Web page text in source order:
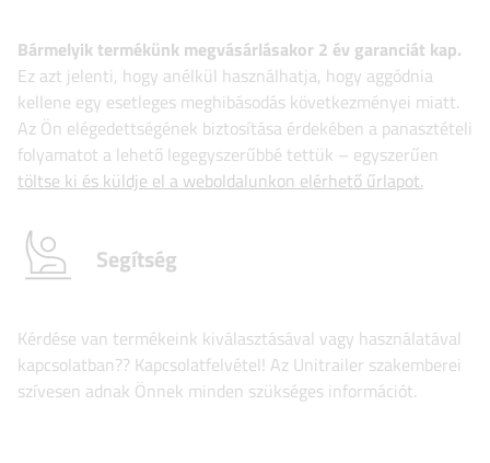
Bármelyik termékünk megvásárlásakor 2 év garanciát kap.
Ez azt jelenti, hogy anélkül használhatja, hogy aggódnia
kellene egy esetleges meghibásodás következményei miatt.
Az Ön elégedettségének biztosítása érdekében a panasztételi
folyamatot a lehető legegyszerűbbé tettük – egyszerűen
töltse ki és küldje el a weboldalunkon elérhető űrlapot.
Segítség
Kérdése van termékeink kiválasztásával vagy használatával
kapcsolatban?? Kapcsolatfelvétel! Az Unitrailer szakemberei
szívesen adnak Önnek minden szükséges információt.